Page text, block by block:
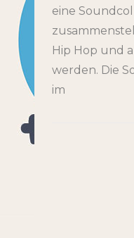
eine
Hip Hop und
werden. Die
im